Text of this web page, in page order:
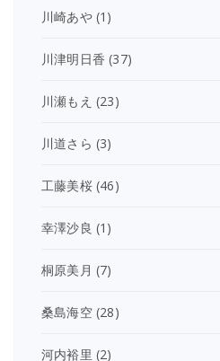
川崎あや(1)
川津明日香 (37)
川瀬もえ (23)
川道さら (3)
工藤美桜(46)
幸澤沙良 (1)
桐原美月 (7)
桑島海空(28)
河内裕里 (2)